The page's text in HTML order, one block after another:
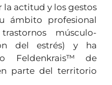
actitud y los gestos
ámbito profesional
músculo-
del estrés) y ha
Feldenkrais™ de
parte del territorio